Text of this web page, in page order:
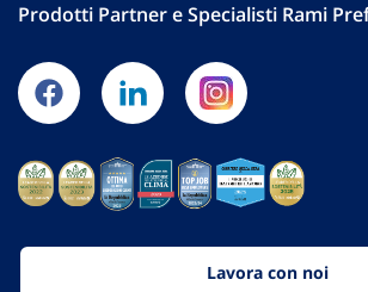
Prodotti Partner e Specialisti Rami
Lavora con noi